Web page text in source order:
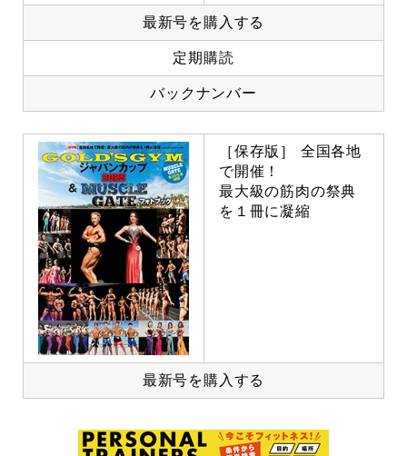
最新号を購入する
定期購読
バックナンバー
［保存版］ 全国各地
で開催！
最大級の筋肉の祭典
を１冊に凝縮
最新号を購入する